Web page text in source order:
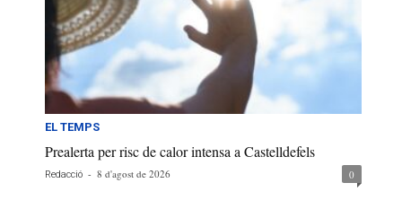
EL TEMPS
Prealerta per risc de calor intensa a Castelldefels
Redacció - 8 d'agost de 2026 0